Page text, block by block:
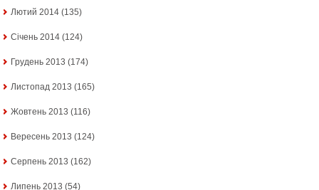
Лютий 2014 (135)
Січень 2014 (124)
Грудень 2013 (174)
Листопад 2013 (165)
Жовтень 2013 (116)
Вересень 2013 (124)
Серпень 2013 (162)
Липень 2013 (54)